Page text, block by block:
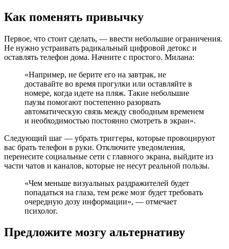
Как поменять привычку
Первое, что стоит сделать, — ввести небольшие ограничения.
Не нужно устраивать радикальный цифровой детокс и
оставлять телефон дома. Начните с простого. Милана:
«Например, не берите его на завтрак, не
доставайте во время прогулки или оставляйте в
номере, когда идете на пляж. Такие небольшие
паузы помогают постепенно разорвать
автоматическую связь между свободным временем
и необходимостью постоянно смотреть в экран».
Следующий шаг — убрать триггеры, которые провоцируют
вас брать телефон в руки. Отключите уведомления,
перенесите социальные сети с главного экрана, выйдите из
части чатов и каналов, которые не несут реальной пользы.
«Чем меньше визуальных раздражителей будет
попадаться на глаза, тем реже мозг будет требовать
очередную дозу информации», — отмечает
психолог.
Предложите мозгу альтернативу